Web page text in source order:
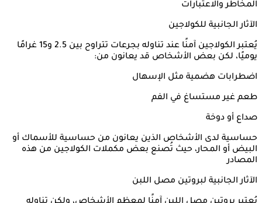
المخاطر والاعتبارات
الآثار الجانبية للكولاجين
يُعتبر الكولاجين آمنًا عند تناوله بجرعات تتراوح بين 2.5 و15 غرامًا
يوميًا، لكن بعض الأشخاص قد يعانون من:
اضطرابات هضمية مثل الإسهال
طعم غير مستساغ في الفم
صداع أو دوخة
حساسية لدى الأشخاص الذين يعانون من حساسية للأسماك أو
البيض أو المحار، حيث تُصنع بعض مكملات الكولاجين من هذه
المصادر
الآثار الجانبية لبروتين مصل اللبن